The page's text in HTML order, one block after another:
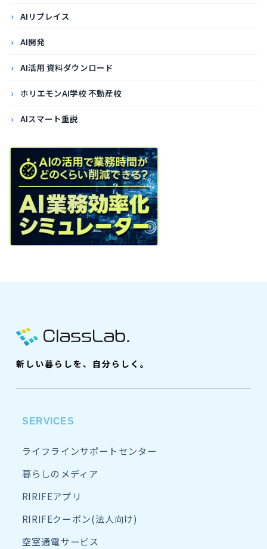
AIリプレイス
AI開発
AI活用 資料ダウンロード
ホリエモンAI学校 不動産校
AIスマート重説
新しい暮らしを、自分らしく。
SERVICES
ライフラインサポートセンター
暮らしのメディア
RIRIFEアプリ
RIRIFEクーポン(法人向け)
空室通電サービス